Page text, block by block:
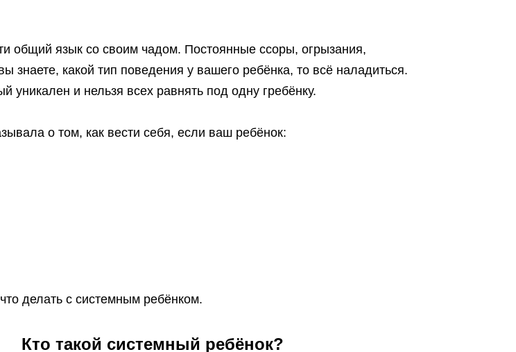
общий язык со своим чадом. Постоянные ссоры, огрызания,
знаете, какой тип поведения у вашего ребёнка, то всё наладиться.
уникален и нельзя всех равнять под одну гребёнку.
о том, как вести себя, если ваш ребёнок:
делать с системным ребёнком.
Кто такой системный ребёнок?